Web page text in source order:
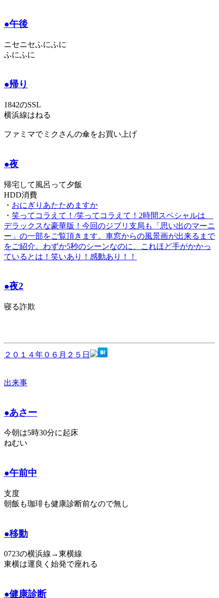
●午後
ニセニセふにふに
ふにふに
●帰り
1842のSSL
横浜線はねる
ファミマでミクさんの傘をお買い上げ
●夜
帰宅して風呂って夕飯
HDD消費
・ おにぎりあたためますか
・ 笑ってコラえて！/笑ってコラえて！2時間スペシャルは
デラックスな豪華版！今回のジブリ支局も「思い出のマーニ
ー」の一部をご覧頂きます。車窓からの風景画が出来るまで
をご紹介。わずか5秒のシーンなのに、これほど手がかかっ
ているとは！笑いあり！感動あり！！
●夜2
寝る詐欺
２０１４年０６月２５日
出来事
●あさー
今朝は5時30分に起床
ねむい
●午前中
支度
朝飯も珈琲も健康診断前なので無し
●移動
0723の横浜線→東横線
東横は運良く始発で座れる
●健康診断